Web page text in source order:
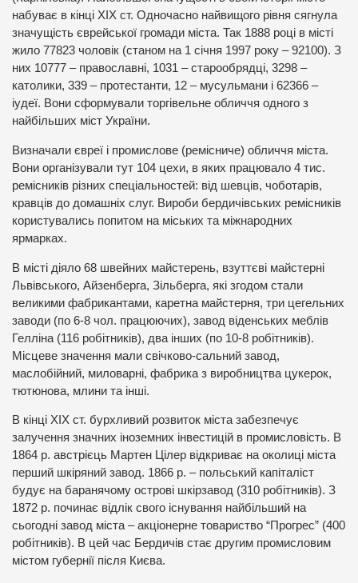
набуває в кінці ХІХ ст. Одночасно найвищого рівня сягнула
значущість єврейської громади міста. Так 1888 році в місті
жило 77823 чоловік (станом на 1 січня 1997 року – 92100). З
них 10777 – православні, 1031 – старообрядці, 3298 –
католики, 339 – протестанти, 12 – мусульмани і 62366 –
іудеї. Вони сформували торгівельне обличчя одного з
найбільших міст України.
Визначали євреї і промислове (ремісниче) обличчя міста.
Вони організували тут 104 цехи, в яких працювало 4 тис.
ремісників різних спеціальностей: від шевців, чоботарів,
кравців до домашніх слуг. Вироби бердичівських ремісників
користувались попитом на міських та міжнародних
ярмарках.
В місті діяло 68 швейних майстерень, взуттєві майстерні
Львівського, Айзенберга, Зільберга, які згодом стали
великими фабрикантами, каретна майстерня, три цегельних
заводи (по 6-8 чол. працюючих), завод віденських меблів
Гелліна (116 робітників), два інших (по 10-8 робітників).
Місцеве значення мали свічково-сальний завод,
маслобійний, миловарні, фабрика з виробництва цукерок,
тютюнова, млини та інші.
В кінці ХІХ ст. бурхливий розвиток міста забезпечує
залучення значних іноземних інвестицій в промисловість. В
1864 р. австрієць Мартен Цілер відкриває на околиці міста
перший шкіряний завод. 1866 р. – польський капіталіст
будує на баранячому острові шкірзавод (310 робітників). З
1872 р. починає відлік свого існування найбільший на
сьогодні завод міста – акціонерне товариство “Прогрес” (400
робітників). В цей час Бердичів стає другим промисловим
містом губернії після Києва.